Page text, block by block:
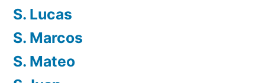
S. Lucas
S. Marcos
S. Mateo